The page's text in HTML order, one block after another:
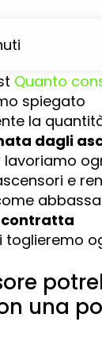
Quanto
spiegato
la
dagli
lavoriamo
e
toglieremo
una